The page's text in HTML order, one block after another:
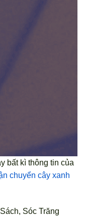
bất kì thông tin của
chuyển cây xanh
Sóc Trăng